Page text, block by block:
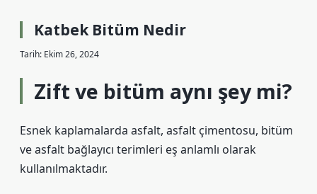
Katbek Bitüm Nedir
Tarih: Ekim 26, 2024
Zift ve bitüm aynı şey mi?
Esnek kaplamalarda asfalt, asfalt çimentosu, bitüm
ve asfalt bağlayıcı terimleri eş anlamlı olarak
kullanılmaktadır.